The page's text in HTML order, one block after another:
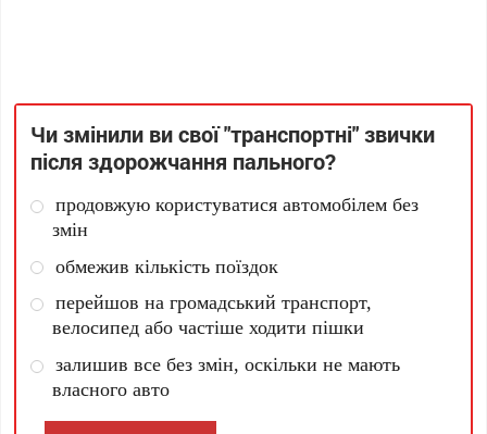
Чи змінили ви свої "транспортні" звички
після здорожчання пального?
продовжую користуватися автомобілем без
змін
обмежив кількість поїздок
перейшов на громадський транспорт,
велосипед або частіше ходити пішки
залишив все без змін, оскільки не мають
власного авто